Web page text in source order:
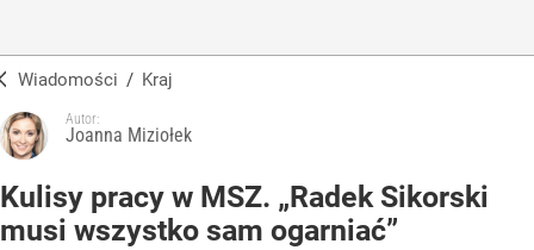
Wiadomości / Kraj
Autor:
Joanna Miziołek
Kulisy pracy w MSZ. „Radek Sikorski
musi wszystko sam ogarniać”